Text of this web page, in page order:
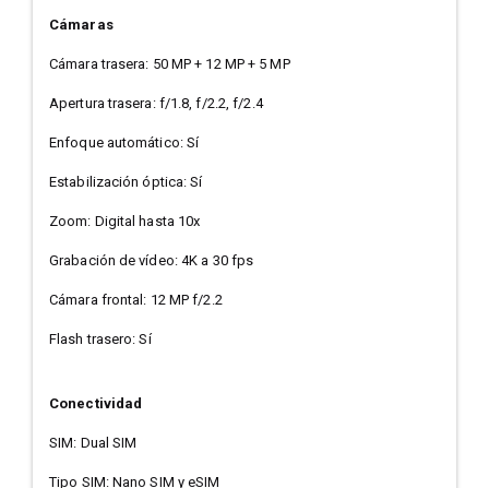
Cámaras
Cámara trasera: 50 MP + 12 MP + 5 MP
Apertura trasera: f/1.8, f/2.2, f/2.4
Enfoque automático: Sí
Estabilización óptica: Sí
Zoom: Digital hasta 10x
Grabación de vídeo: 4K a 30 fps
Cámara frontal: 12 MP f/2.2
Flash trasero: Sí
Conectividad
SIM: Dual SIM
Tipo SIM: Nano SIM y eSIM